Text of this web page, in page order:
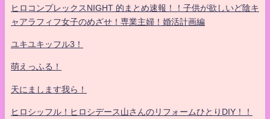
ヒロコンプレックスNIGHT 的まとめ速報！！子供が欲しいど陰キ
ャアラフィフ女子のめざせ！専業主婦！婚活計画編
ユキユキッフル3！
萌えっふる！
天にまします我ら！
ヒロシッフル！ヒロシデース山さんのリフォームひとりDIY！！